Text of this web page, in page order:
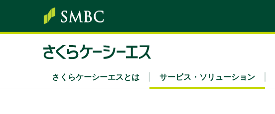
さくらケーシーエスとは サービス・ソリューション